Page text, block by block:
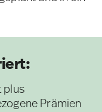
plus
Prämien